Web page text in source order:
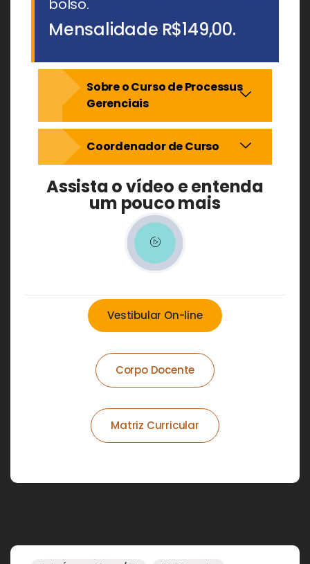
bolso.
Mensalidade R$149,00.
Sobre o Curso de Processus
Gerenciais
Coordenador de Curso
Assista o vídeo e entenda
um pouco mais
Vestibular On-line
Corpo Docente
Matriz Curricular